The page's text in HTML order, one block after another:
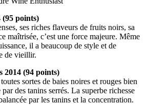
(95 points)
ses riches flaveurs de fruits noirs, sa
maîtrisée, c’est une force majeure. Même
il a beaucoup de style et de
de vieillir.
2014 (94 points)
sortes de baies noires et rouges bien
des tanins serrés. La superbe richesse
par les tanins et la concentration.